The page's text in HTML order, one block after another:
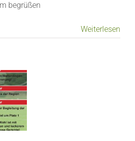
begrüßen
Weiterlesen